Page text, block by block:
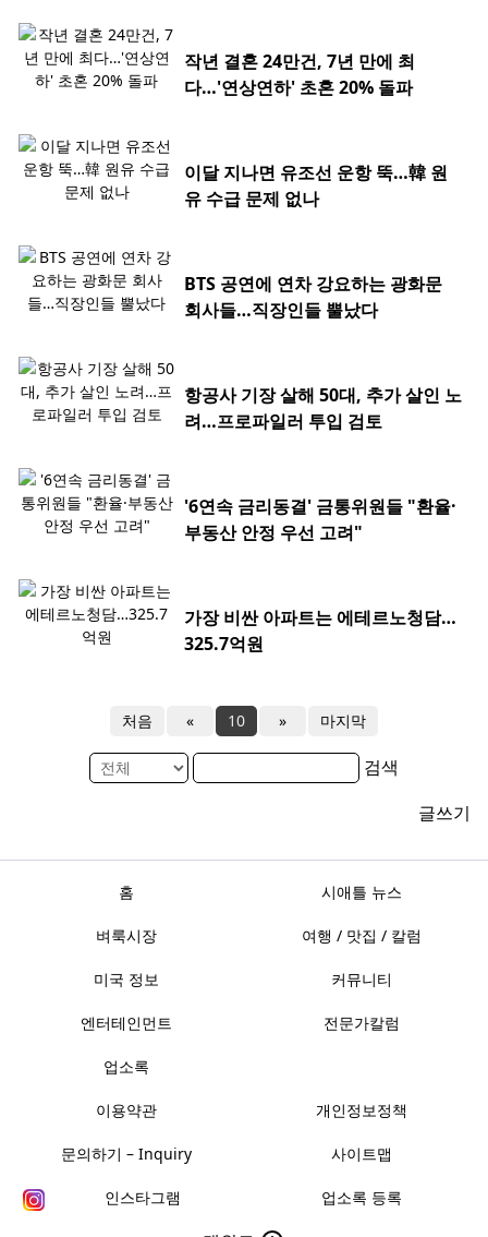
작년 결혼 24만건, 7년 만에 최
다…'연상연하' 초혼 20% 돌파
이달 지나면 유조선 운항 뚝…韓 원
유 수급 문제 없나
BTS 공연에 연차 강요하는 광화문
회사들…직장인들 뿔났다
항공사 기장 살해 50대, 추가 살인 노
려…프로파일러 투입 검토
'6연속 금리동결' 금통위원들 "환율·
부동산 안정 우선 고려"
가장 비싼 아파트는 에테르노청담…
325.7억원
처음 « 10 » 마지막
검색
글쓰기
홈 시애틀 뉴스
벼룩시장 여행 / 맛집 / 칼럼
미국 정보 커뮤니티
엔터테인먼트 전문가칼럼
업소록
이용약관 개인정보정책
문의하기 – Inquiry 사이트맵
인스타그램 업소록 등록